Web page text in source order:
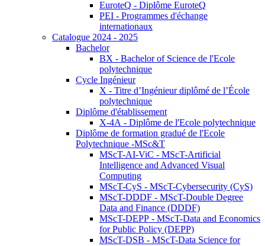
EuroteQ - Diplôme EuroteQ
PEI - Programmes d'échange
internationaux
Catalogue 2024 - 2025
Bachelor
BX - Bachelor of Science de l'Ecole
polytechnique
Cycle Ingénieur
X - Titre d’Ingénieur diplômé de l’École
polytechnique
Diplôme d'établissement
X-4A - Diplôme de l'Ecole polytechnique
Diplôme de formation gradué de l'Ecole
Polytechnique -MSc&T
MScT-AI-ViC - MScT-Artificial
Intelligence and Advanced Visual
Computing
MScT-CyS - MScT-Cybersecurity (CyS)
MScT-DDDF - MScT-Double Degree
Data and Finance (DDDF)
MScT-DEPP - MScT-Data and Economics
for Public Policy (DEPP)
MScT-DSB - MScT-Data Science for